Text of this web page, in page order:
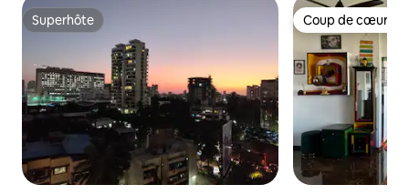
Superhôte
Superhôte Coup de cœur
Coup de cœur